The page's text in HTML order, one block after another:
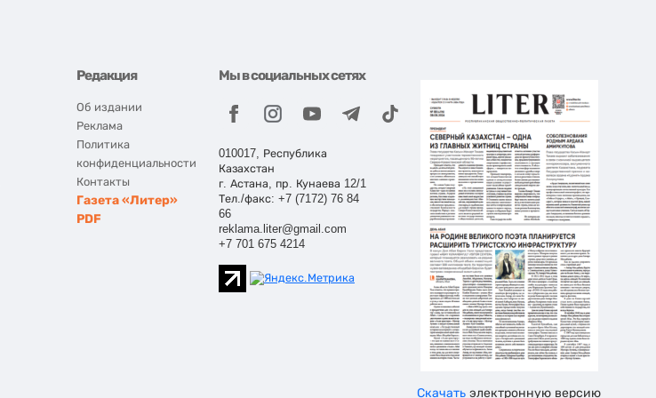
Редакция
Об издании
Реклама
Политика
конфиденциальности
Контакты
Газета «Литер»
PDF
Мы в социальных сетях
010017, Республика
Казахстан
г. Астана, пр. Кунаева 12/1
Тел./факс: +7 (7172) 76 84
66
reklama.liter@gmail.com
+7 701 675 4214
Скачать электронную версию